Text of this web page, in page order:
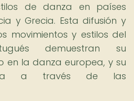
de danza en países
y Grecia. Esta difusión y
movimientos y estilos del
demuestran su
en la danza europea, y su
a través de las